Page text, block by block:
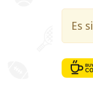
Es